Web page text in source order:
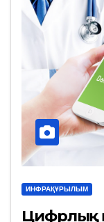
ИНФРАҚҰРЫЛЫМ
Цифрлық